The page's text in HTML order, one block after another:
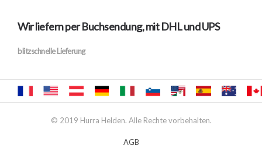
Wir liefern per Buchsendung, mit DHL und UPS
blitzschnelle Lieferung
© 2019 Hurra Helden. Alle Rechte vorbehalten.
AGB